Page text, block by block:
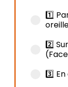
1️⃣
2️⃣
3️⃣